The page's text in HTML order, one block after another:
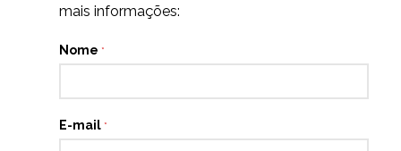
mais informações:
Nome *
E-mail *